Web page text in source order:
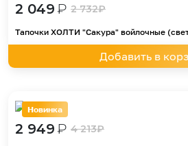
2 049₽ 2 732₽
Тапочки ХОЛТИ "Сакура" войлочные
Добавить в
Новинка
2 949₽ 4 213₽